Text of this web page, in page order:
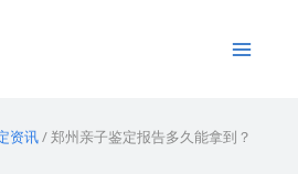
Menu
资讯/郑州亲子鉴定报告多久能拿到？